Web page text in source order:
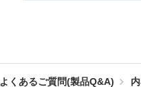
よくあるご質問(製品Q&A)